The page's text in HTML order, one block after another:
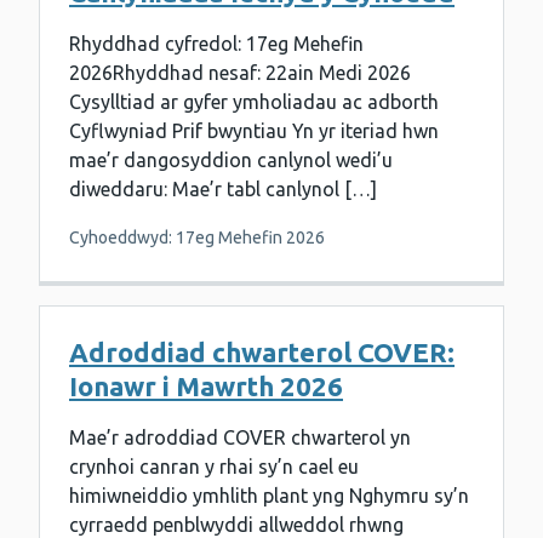
Rhyddhad cyfredol: 17eg Mehefin
2026Rhyddhad nesaf: 22ain Medi 2026
Cysylltiad ar gyfer ymholiadau ac adborth
Cyflwyniad Prif bwyntiau Yn yr iteriad hwn
mae’r dangosyddion canlynol wedi’u
diweddaru: Mae’r tabl canlynol […]
Cyhoeddwyd: 17eg Mehefin 2026
Adroddiad chwarterol COVER:
Ionawr i Mawrth 2026
Mae’r adroddiad COVER chwarterol yn
crynhoi canran y rhai sy’n cael eu
himiwneiddio ymhlith plant yng Nghymru sy’n
cyrraedd penblwyddi allweddol rhwng